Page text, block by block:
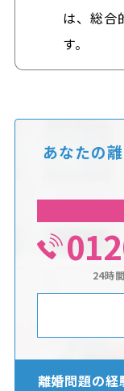
は、総合
す。
あなたの
24時
離婚問題の経